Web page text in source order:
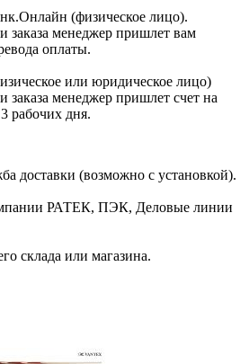
(физическое лицо).
заказа менеджер пришлет вам
оплаты.
или юридическое лицо)
заказа менеджер пришлет счет на
рабочих дня.
доставки (возможно с установкой).
РАТЕК, ПЭК, Деловые линии
склада или магазина.